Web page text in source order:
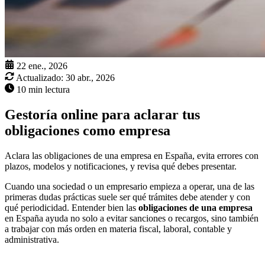
22 ene., 2026
Actualizado: 30 abr., 2026
10 min lectura
Gestoría online para aclarar tus
obligaciones como empresa
Aclara las obligaciones de una empresa en España, evita errores con
plazos, modelos y notificaciones, y revisa qué debes presentar.
Cuando una sociedad o un empresario empieza a operar, una de las
primeras dudas prácticas suele ser qué trámites debe atender y con
qué periodicidad. Entender bien las obligaciones de una empresa
en España ayuda no solo a evitar sanciones o recargos, sino también
a trabajar con más orden en materia fiscal, laboral, contable y
administrativa.